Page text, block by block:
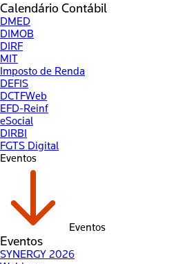
Calendário Contábil
DMED
DIMOB
DIRF
MIT
Imposto de Renda
DEFIS
DCTFWeb
EFD-Reinf
eSocial
DIRBI
FGTS Digital
Eventos
Eventos
Eventos
SYNERGY 2026